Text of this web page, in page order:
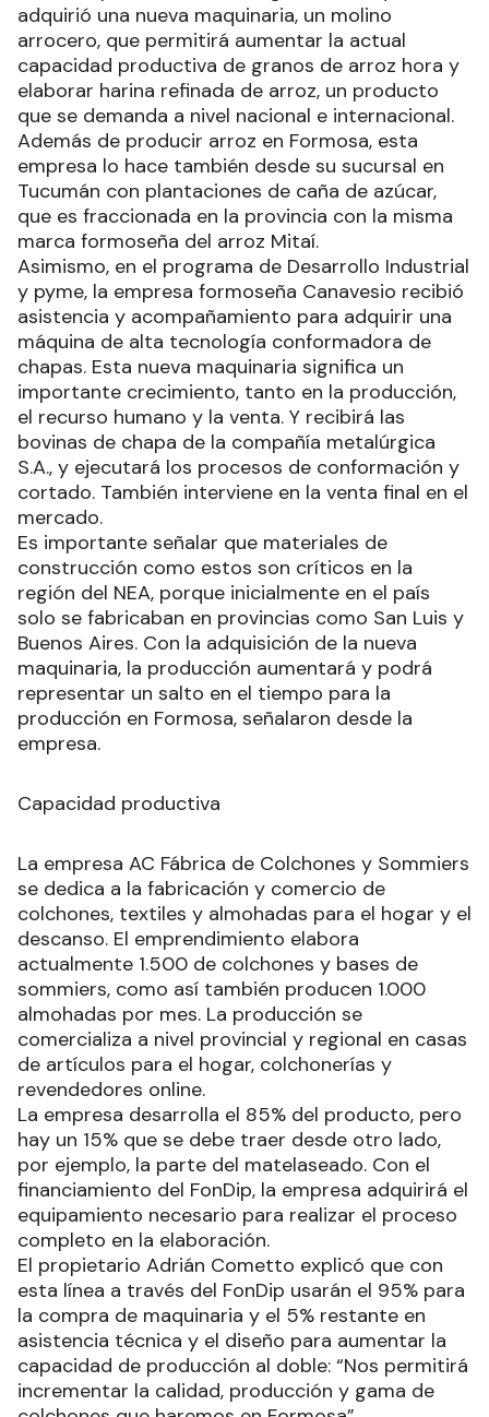
adquirió una nueva maquinaria, un molino
arrocero, que permitirá aumentar la actual
capacidad productiva de granos de arroz hora y
elaborar harina refinada de arroz, un producto
que se demanda a nivel nacional e internacional.
Además de producir arroz en Formosa, esta
empresa lo hace también desde su sucursal en
Tucumán con plantaciones de caña de azúcar,
que es fraccionada en la provincia con la misma
marca formoseña del arroz Mitaí.
Asimismo, en el programa de Desarrollo Industrial
y pyme, la empresa formoseña Canavesio recibió
asistencia y acompañamiento para adquirir una
máquina de alta tecnología conformadora de
chapas. Esta nueva maquinaria significa un
importante crecimiento, tanto en la producción,
el recurso humano y la venta. Y recibirá las
bovinas de chapa de la compañía metalúrgica
S.A., y ejecutará los procesos de conformación y
cortado. También interviene en la venta final en el
mercado.
Es importante señalar que materiales de
construcción como estos son críticos en la
región del NEA, porque inicialmente en el país
solo se fabricaban en provincias como San Luis y
Buenos Aires. Con la adquisición de la nueva
maquinaria, la producción aumentará y podrá
representar un salto en el tiempo para la
producción en Formosa, señalaron desde la
empresa.
Capacidad productiva
La empresa AC Fábrica de Colchones y Sommiers
se dedica a la fabricación y comercio de
colchones, textiles y almohadas para el hogar y el
descanso. El emprendimiento elabora
actualmente 1.500 de colchones y bases de
sommiers, como así también producen 1.000
almohadas por mes. La producción se
comercializa a nivel provincial y regional en casas
de artículos para el hogar, colchonerías y
revendedores online.
La empresa desarrolla el 85% del producto, pero
hay un 15% que se debe traer desde otro lado,
por ejemplo, la parte del matelaseado. Con el
financiamiento del FonDip, la empresa adquirirá el
equipamiento necesario para realizar el proceso
completo en la elaboración.
El propietario Adrián Cometto explicó que con
esta línea a través del FonDip usarán el 95% para
la compra de maquinaria y el 5% restante en
asistencia técnica y el diseño para aumentar la
capacidad de producción al doble: “Nos permitirá
incrementar la calidad, producción y gama de